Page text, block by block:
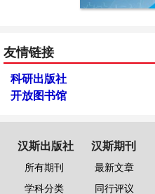
友情链接
科研出版社
开放图书馆
汉斯出版社
所有期刊
学科分类
汉斯期刊
最新文章
同行评议